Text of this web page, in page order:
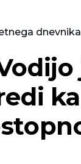
dnevnika